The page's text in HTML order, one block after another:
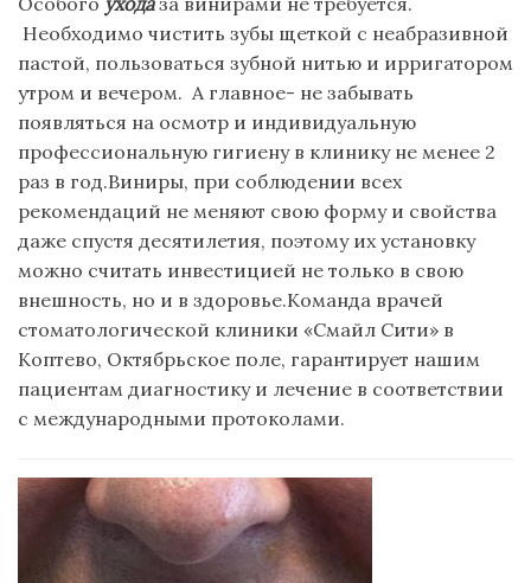
Необходимо чистить зубы щеткой с неабразивной
пастой, пользоваться зубной нитью и ирригатором
утром и вечером. А главное- не забывать
появляться на осмотр и индивидуальную
профессиональную гигиену в клинику не менее 2
раз в год.Виниры, при соблюдении всех
рекомендаций не меняют свою форму и свойства
даже спустя десятилетия, поэтому их установку
можно считать инвестицией не только в свою
внешность, но и в здоровье.Команда врачей
стоматологической клиники «Смайл Сити» в
Коптево, Октябрьское поле, гарантирует нашим
пациентам диагностику и лечение в соответствии
с международными протоколами.